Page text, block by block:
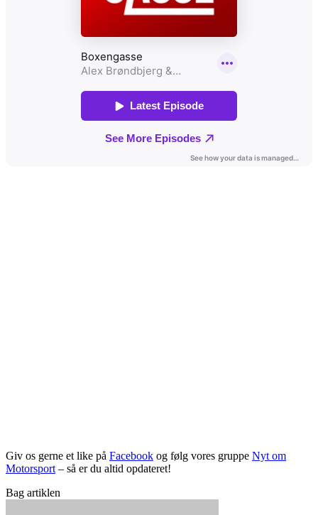
Giv os gerne et like på Facebook og følg vores gruppe Nyt om
Motorsport– så er du altid opdateret!
Bag artiklen